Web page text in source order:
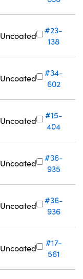
Uncoated
#23-
138
Uncoated
#34-
602
Uncoated
#15-
404
Uncoated
#36-
935
Uncoated
#36-
936
Uncoated
#17-
561